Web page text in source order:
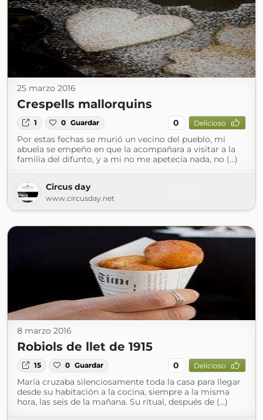
25 marzo 2016
Crespells mallorquins
1 0 Guardar 0 Delicioso
Por estas fechas se murió un vecino del pueblo, mi
abuela se empeño en que la acompañara a visitar a la
familia del difunto, y a mi no me apetecía nada, no (...)
Circus day
www.circusday.net
8 marzo 2016
Robiols de llet de 1915
15 0 Guardar 0 Delicioso
María cruzaba silenciosamente toda la casa para llegar
desde su habitación a la cocina, siempre a la misma
hora, las seis de la mañana. Su ritual, después de (...)